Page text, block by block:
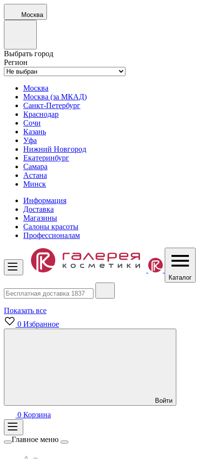
Москва
Выбрать город
Регион
Москва
Москва (за МКАД)
Санкт-Петербург
Краснодар
Сочи
Казань
Уфа
Нижний Новгород
Екатеринбург
Самара
Астана
Минск
Информация
Доставка
Магазины
Салоны красоты
Профессионалам
Каталог
Показать все
0 Избранное
Войти
0 Корзина
Главное меню